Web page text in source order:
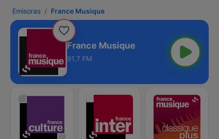
Emisoras France Musique
France Musique
91.7 FM